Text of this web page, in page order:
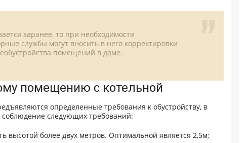
заранее, то при необходимости
службы могут вносить в него корректировки
помещений в доме.
помещению с котельной
определенные требования к обустройству, в
соблюдение следующих требований:
высотой более двух метров. Оптимальной является 2,5м;